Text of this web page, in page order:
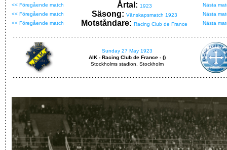
<< Föregående match Årtal: 1923
Nästa
<< Föregående match
Säsong: Vänskapsmatch 1923
Nästa
<< Föregående match
Motståndare: Racing Club de France Nästa
Sunday 27 May 1923
AIK - Racing Club de France - ()
Stockholms stadion, Stockholm